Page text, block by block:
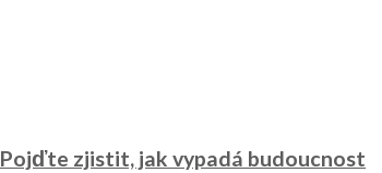
Pojďte zjistit, jak vypadá budoucnost